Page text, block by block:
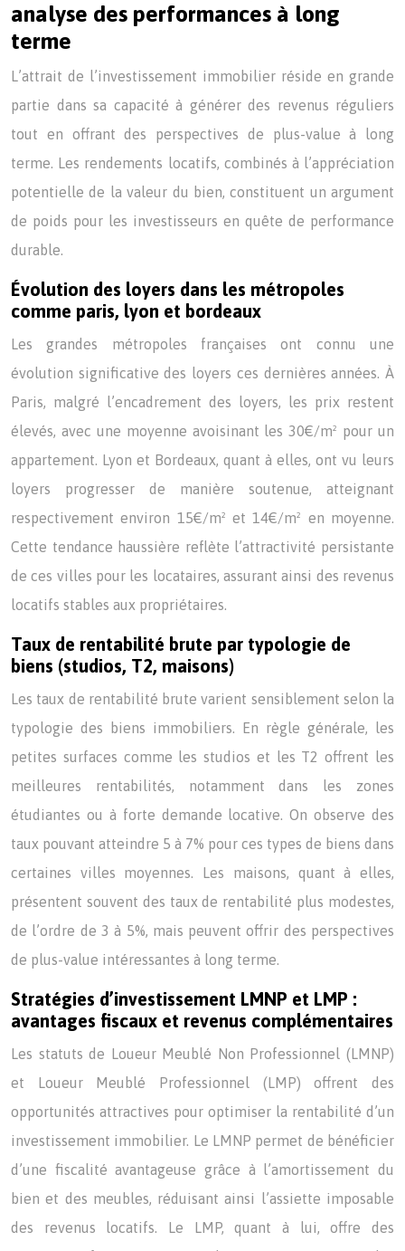
analyse des performances à long
terme
L’attrait de l’investissement immobilier réside en grande
partie dans sa capacité à générer des revenus réguliers
tout en offrant des perspectives de plus-value à long
terme. Les rendements locatifs, combinés à l’appréciation
potentielle de la valeur du bien, constituent un argument
de poids pour les investisseurs en quête de performance
durable.
Évolution des loyers dans les métropoles
comme paris, lyon et bordeaux
Les grandes métropoles françaises ont connu une
évolution significative des loyers ces dernières années. À
Paris, malgré l’encadrement des loyers, les prix restent
élevés, avec une moyenne avoisinant les 30€/m² pour un
appartement. Lyon et Bordeaux, quant à elles, ont vu leurs
loyers progresser de manière soutenue, atteignant
respectivement environ 15€/m² et 14€/m² en moyenne.
Cette tendance haussière reflète l’attractivité persistante
de ces villes pour les locataires, assurant ainsi des revenus
locatifs stables aux propriétaires.
Taux de rentabilité brute par typologie de
biens (studios, T2, maisons)
Les taux de rentabilité brute varient sensiblement selon la
typologie des biens immobiliers. En règle générale, les
petites surfaces comme les studios et les T2 offrent les
meilleures rentabilités, notamment dans les zones
étudiantes ou à forte demande locative. On observe des
taux pouvant atteindre 5 à 7% pour ces types de biens dans
certaines villes moyennes. Les maisons, quant à elles,
présentent souvent des taux de rentabilité plus modestes,
de l’ordre de 3 à 5%, mais peuvent offrir des perspectives
de plus-value intéressantes à long terme.
Stratégies d’investissement LMNP et LMP :
avantages fiscaux et revenus complémentaires
Les statuts de Loueur Meublé Non Professionnel (LMNP)
et Loueur Meublé Professionnel (LMP) offrent des
opportunités attractives pour optimiser la rentabilité d’un
investissement immobilier. Le LMNP permet de bénéficier
d’une fiscalité avantageuse grâce à l’amortissement du
bien et des meubles, réduisant ainsi l’assiette imposable
des revenus locatifs. Le LMP, quant à lui, offre des